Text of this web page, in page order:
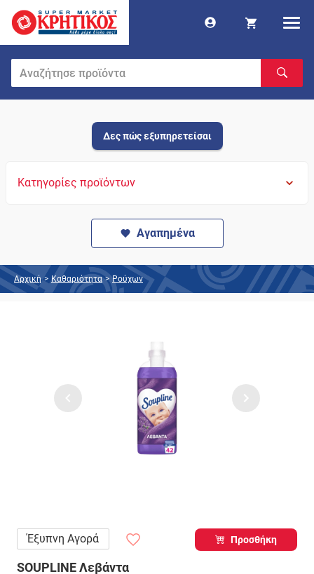
Δες πώς εξυπηρετείσαι
Κατηγορίες προϊόντων
Αγαπημένα
Αρχική > Καθαριότητα > Ρούχων
Έξυπνη Αγορά Προσθήκη
SOUPLINE Λεβάντα